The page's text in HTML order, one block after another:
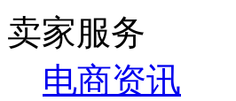
卖家服务
电商资讯